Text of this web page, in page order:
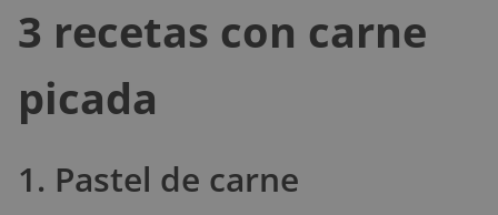
3 recetas con carne
picada
1. Pastel de carne